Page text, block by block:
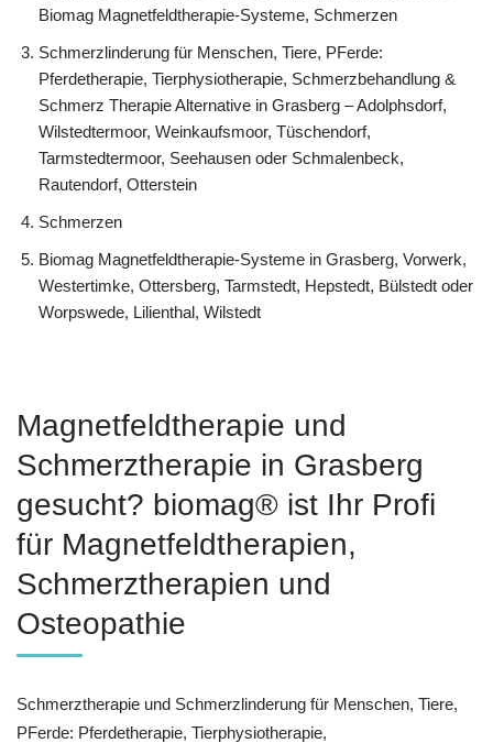
Biomag Magnetfeldtherapie-Systeme, Schmerzen
Schmerzlinderung für Menschen, Tiere, PFerde:
Pferdetherapie, Tierphysiotherapie, Schmerzbehandlung &
Schmerz Therapie Alternative in Grasberg – Adolphsdorf,
Wilstedtermoor, Weinkaufsmoor, Tüschendorf,
Tarmstedtermoor, Seehausen oder Schmalenbeck,
Rautendorf, Otterstein
Schmerzen
Biomag Magnetfeldtherapie-Systeme in Grasberg, Vorwerk,
Westertimke, Ottersberg, Tarmstedt, Hepstedt, Bülstedt oder
Worpswede, Lilienthal, Wilstedt
Magnetfeldtherapie und
Schmerztherapie in Grasberg
gesucht? biomag® ist Ihr Profi
für Magnetfeldtherapien,
Schmerztherapien und
Osteopathie
Schmerztherapie und Schmerzlinderung für Menschen, Tiere,
PFerde: Pferdetherapie, Tierphysiotherapie,